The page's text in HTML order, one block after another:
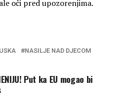
oči pred upozorenjima.
NASILJE NAD DJECOM
Put ka EU mogao bi